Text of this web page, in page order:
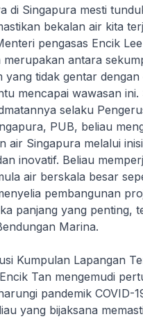
di Singapura mesti
bekalan air kita
pengasas Encik
merupakan antara
yang tidak gentar
mencapai wawasan ini.
selaku
PUB, beliau
air Singapura melalui
inovatif. Beliau
air berskala besar
pembangunan
panjang yang penting,
Marina.
Kumpulan Lapangan
Tan mengemudi
pandemik COVID-
yang bijaksana